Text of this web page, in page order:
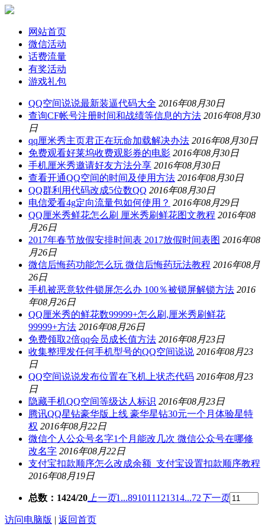
网站首页
微信活动
话费流量
有奖活动
游戏礼包
QQ空间说说最新装逼代码大全 2016年08月30日
查询CF帐号注册时间和战绩等信息的方法 2016年08月30
日
qq厘米秀主页君正在玩命加载解决办法 2016年08月30日
免费观看好莱坞收费观影券的电影 2016年08月30日
手机厘米秀邀请好友方法分享 2016年08月30日
查看开通QQ空间的时间及使用方法 2016年08月30日
QQ群利用代码改成5位数QQ 2016年08月30日
电信爱看4g定向流量包如何使用？ 2016年08月29日
QQ厘米秀鲜花怎么刷 厘米秀刷鲜花图文教程 2016年08
月26日
2017年春节放假安排时间表 2017放假时间表图 2016年08
月26日
微信后悔药功能怎么玩 微信后悔药玩法教程 2016年08月
26日
手机被恶意软件锁屏怎么办 100％被锁屏解锁方法 2016
年08月26日
QQ厘米秀的鲜花数99999+怎么刷,厘米秀刷鲜花
99999+方法 2016年08月26日
免费领取2倍qq会员成长值方法 2016年08月23日
收集整理发任何手机型号的QQ空间说说 2016年08月23
日
QQ空间说说发布位置在飞机上状态代码 2016年08月23
日
隐藏手机QQ空间等级达人标识 2016年08月23日
腾讯QQ星钻豪华版上线 豪华星钻30元一个月体验星特
权 2016年08月22日
微信个人公众号名字1个月能改几次 微信公众号在哪修
改名字 2016年08月22日
支付宝扣款顺序怎么改成余额_支付宝设置扣款顺序教程
2016年08月19日
总数：1424/20 上一页1...891011 121314...72 下一页
访问电脑版 | 返回首页